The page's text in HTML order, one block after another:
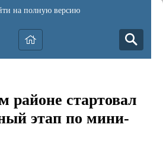
на полную версию
районе стартовал
этап по мини-